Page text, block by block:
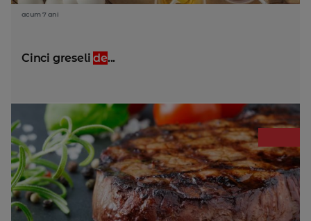
acum 7 ani
Cinci greselide...